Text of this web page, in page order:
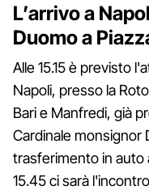
L’arrivo a
Duomo a
Alle 15.15 è previsto
Napoli, presso la
Bari e Manfredi, già
Cardinale monsignor
trasferimento in auto
15.45 ci sarà